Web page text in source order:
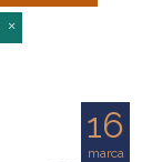
16
marca